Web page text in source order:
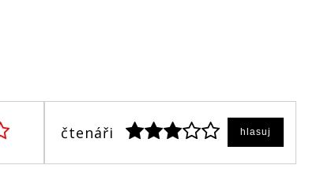
čtenáři hlasuj